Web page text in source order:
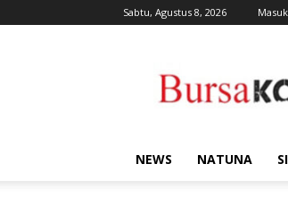
Sabtu, Agustus 8, 2026
NEWS NATUNA